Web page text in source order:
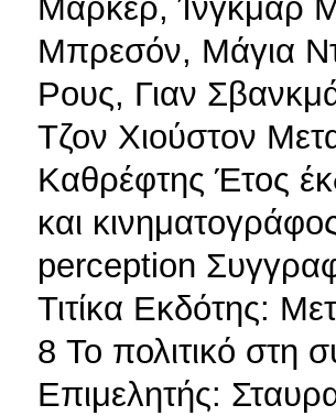
Μπρεσόν, Μάγια
Ρους, Γιαν
Τζον Χιούστον
Καθρέφτης Έτος
και
perception
Τιτίκα Εκδότης:
8 Το πολιτικό στη
Επιμελητής: